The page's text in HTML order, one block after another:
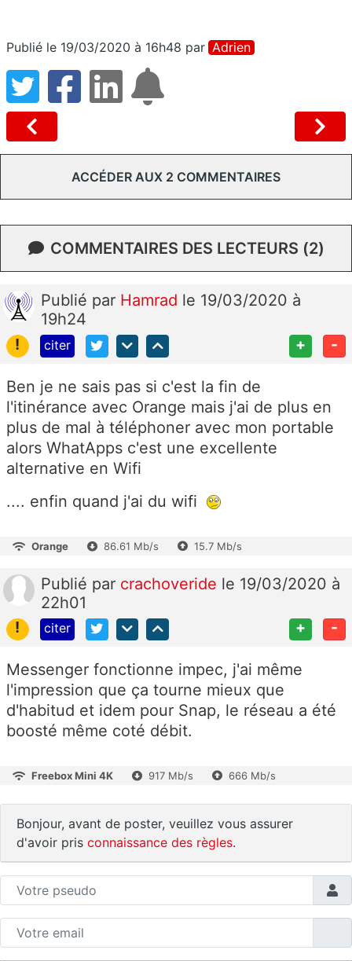
Publié le 19/03/2020 à 16h48 par Adrien
ACCÉDER AUX 2 COMMENTAIRES
COMMENTAIRES DES LECTEURS (2)
Publié par Hamrad le 19/03/2020 à
19h24
!
citer + -
Ben je ne sais pas si c'est la fin de
l'itinérance avec Orange mais j'ai de plus en
plus de mal à téléphoner avec mon portable
alors WhatApps c'est une excellente
alternative en Wifi
.... enfin quand j'ai du wifi
Orange 86.61 Mb/s 15.7 Mb/s
Publié par crachoveride le 19/03/2020 à
22h01
!
citer + -
Messenger fonctionne impec, j'ai même
l'impression que ça tourne mieux que
d'habitud et idem pour Snap, le réseau a été
boosté même coté débit.
Freebox Mini 4K 917 Mb/s 666 Mb/s
Bonjour, avant de poster, veuillez vous assurer
d'avoir pris connaissance des règles.